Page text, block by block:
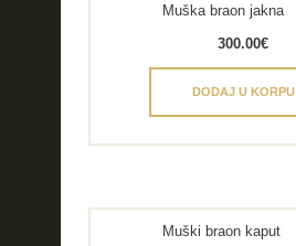
Muška braon jakna
300.00€
DODAJ U KORPU
Muški braon kaput